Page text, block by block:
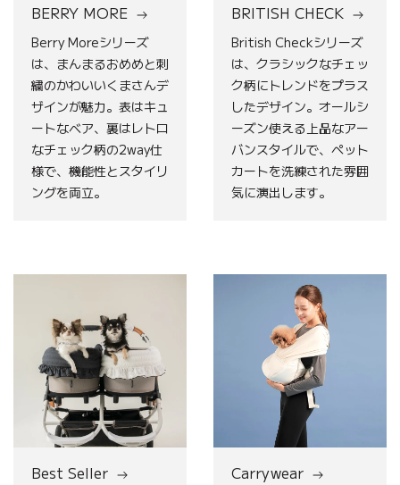
BERRY MORE
Berry Moreシリーズ
は、まんまるおめめと刺
繍のかわいいくまさんデ
ザインが魅力。表はキュ
ートなベア、裏はレトロ
なチェック柄の2way仕
様で、機能性とスタイリ
ングを両立。
BRITISH CHECK
British Checkシリーズ
は、クラシックなチェッ
ク柄にトレンドをプラス
したデザイン。オールシ
ーズン使える上品なアー
バンスタイルで、ペット
カートを洗練された雰囲
気に演出します。
Best Seller Carrywear